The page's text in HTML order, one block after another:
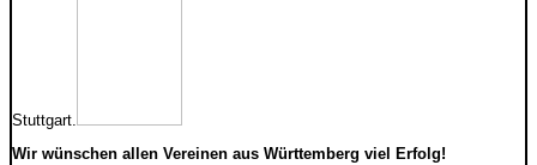
Stuttgart.
Wir wünschen allen Vereinen aus Württemberg viel Erfolg!